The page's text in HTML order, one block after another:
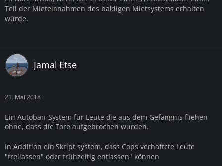
Teil der Mieteinnahmen des baldigen Mietsystems erhalten
würde.
Jamal Etse
21. Mai 2018
Ein Autoban-System für Leute die aus dem Gefängnis fliehen
ohne, dass die Tore aufgebrochen wurden.
In Addition ein Skript system, dass Cops verhaftete Leute
"freilassen" oder frühzeitig entlassen" können